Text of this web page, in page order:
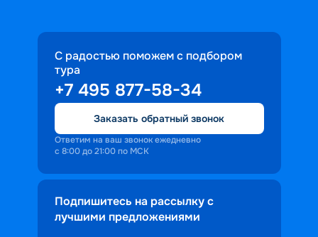
С радостью поможем с подбором
тура
+7 495 877-58-34
Заказать обратный звонок
Ответим на ваш звонок ежедневно
с 8:00 до 21:00 по МСК
Подпишитесь на рассылку с
лучшими предложениями